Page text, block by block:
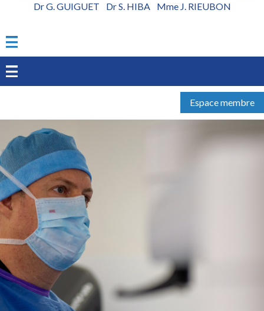
Dr G. GUIGUET
Dr S. HIBA- Mme J. RIEUBON
Espace membre